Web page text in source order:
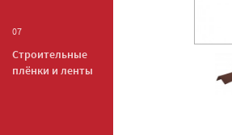
07
Строительные
плёнки и ленты